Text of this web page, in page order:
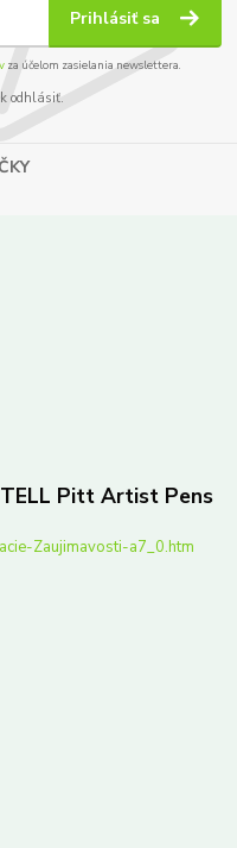
Prihlásiť sa
za účelom zasielania newslettera.
odhlásiť.
Pitt Artist Pens
Zaujimavosti-a7_0.htm